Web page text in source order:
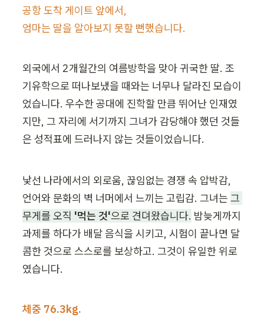
공항 도착 게이트 앞에서,
엄마는 딸을 알아보지 못할 뻔했습니다.
외국에서 2개월간의 여름방학을 맞아 귀국한 딸. 조
기유학으로 떠나보냈을 때와는 너무나 달라진 모습이
었습니다. 우수한 공대에 진학할 만큼 뛰어난 인재였
지만, 그 자리에 서기까지 그녀가 감당해야 했던 것들
은 성적표에 드러나지 않는 것들이었습니다.
낯선 나라에서의 외로움, 끊임없는 경쟁 속 압박감,
언어와 문화의 벽 너머에서 느끼는 고립감. 그녀는 그
무게를 오직 '먹는 것'으로 견뎌왔습니다. 밤늦게까지
과제를 하다가 배달 음식을 시키고, 시험이 끝나면 달
콤한 것으로 스스로를 보상하고. 그것이 유일한 위로
였습니다.
체중 76.3kg.